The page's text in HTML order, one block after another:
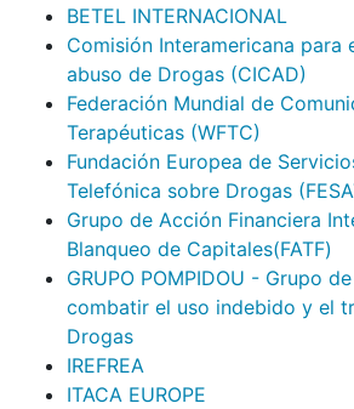
BETEL INTERNACIONAL
Comisión Interamericana para
abuso de Drogas (CICAD)
Federación Mundial de
Terapéuticas (WFTC)
Fundación Europea de
Telefónica sobre Drogas
Grupo de Acción Financiera
Blanqueo de Capitales(FATF)
GRUPO POMPIDOU - Grupo
combatir el uso indebido y el
Drogas
IREFREA
ITACA EUROPE